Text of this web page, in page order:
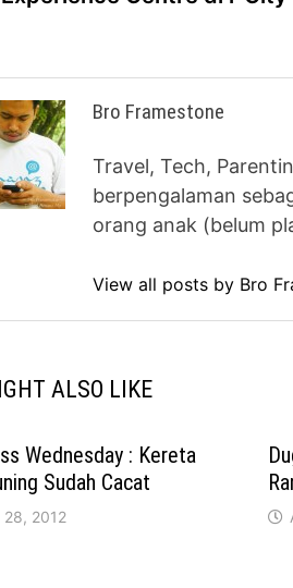
Bro Framestone
Travel, Tech,
berpengalaman
orang anak (belum
View all posts by Bro
ALSO LIKE
Wednesday : Kereta
Sudah Cacat
28, 2012